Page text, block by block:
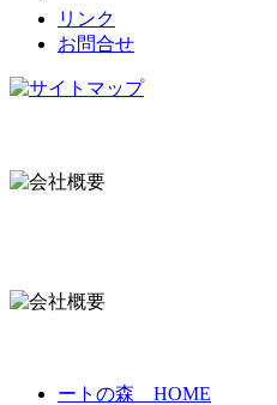
リンク
お問合せ
ートの森 HOME